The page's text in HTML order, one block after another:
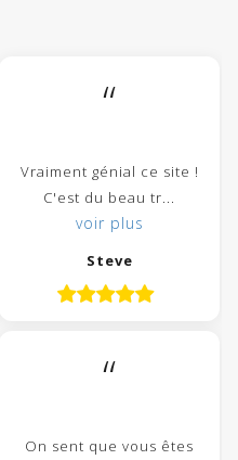
“
Vraiment génial ce site !
C'est du beau tr...
voir plus
Steve
“
On sent que vous êtes